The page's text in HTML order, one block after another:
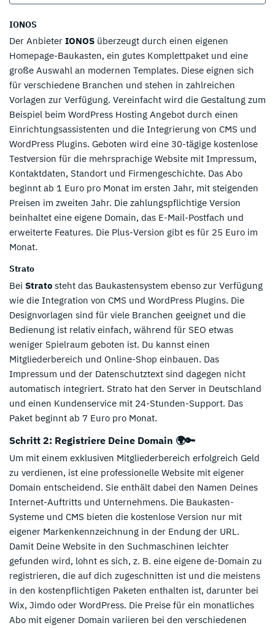
IONOS
Der Anbieter IONOS überzeugt durch einen eigenen
Homepage-Baukasten, ein gutes Komplettpaket und eine
große Auswahl an modernen Templates. Diese eignen sich
für verschiedene Branchen und stehen in zahlreichen
Vorlagen zur Verfügung. Vereinfacht wird die Gestaltung zum
Beispiel beim WordPress Hosting Angebot durch einen
Einrichtungsassistenten und die Integrierung von CMS und
WordPress Plugins. Geboten wird eine 30-tägige kostenlose
Testversion für die mehrsprachige Website mit Impressum,
Kontaktdaten, Standort und Firmengeschichte. Das Abo
beginnt ab 1 Euro pro Monat im ersten Jahr, mit steigenden
Preisen im zweiten Jahr. Die zahlungspflichtige Version
beinhaltet eine eigene Domain, das E-Mail-Postfach und
erweiterte Features. Die Plus-Version gibt es für 25 Euro im
Monat.
Strato
Bei Strato steht das Baukastensystem ebenso zur Verfügung
wie die Integration von CMS und WordPress Plugins. Die
Designvorlagen sind für viele Branchen geeignet und die
Bedienung ist relativ einfach, während für SEO etwas
weniger Spielraum geboten ist. Du kannst einen
Mitgliederbereich und Online-Shop einbauen. Das
Impressum und der Datenschutztext sind dagegen nicht
automatisch integriert. Strato hat den Server in Deutschland
und einen Kundenservice mit 24-Stunden-Support. Das
Paket beginnt ab 7 Euro pro Monat.
Schritt 2: Registriere Deine Domain 🌍🔑
Um mit einem exklusiven Mitgliederbereich erfolgreich Geld
zu verdienen, ist eine professionelle Website mit eigener
Domain entscheidend. Sie enthält dabei den Namen Deines
Internet-Auftritts und Unternehmens. Die Baukasten-
Systeme und CMS bieten die kostenlose Version nur mit
eigener Markenkennzeichnung in der Endung der URL.
Damit Deine Website in den Suchmaschinen leichter
gefunden wird, lohnt es sich, z. B. eine eigene de-Domain zu
registrieren, die auf dich zugeschnitten ist und die meistens
in den kostenpflichtigen Paketen enthalten ist, darunter bei
Wix, Jimdo oder WordPress. Die Preise für ein monatliches
Abo mit eigener Domain variieren bei den verschiedenen